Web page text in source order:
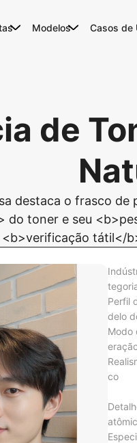
Modelos Casos de
de
destaca o frasco
do toner e seu
<b>verificação tátil</
Perfil
delo
os
Modo
co
mão